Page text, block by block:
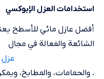
استخدامات العزل الإبوكسي
أفضل عازل مائي للأسطح
الشائعة والفعالة في مجال
، والحمامات، والمطابخ،